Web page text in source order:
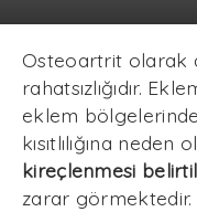
Osteoartrit olarak
rahatsızlığıdır.
eklem
kısıtlılığına
kireçlenmesi
zarar